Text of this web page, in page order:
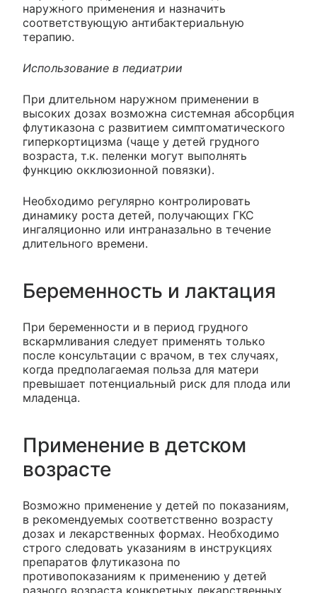
наружного применения и назначить
соответствующую антибактериальную
терапию.
Использование в педиатрии
При длительном наружном применении в
высоких дозах возможна системная абсорбция
флутиказона с развитием симптоматического
гиперкортицизма (чаще у детей грудного
возраста, т.к. пеленки могут выполнять
функцию окклюзионной повязки).
Необходимо регулярно контролировать
динамику роста детей, получающих ГКС
ингаляционно или интраназально в течение
длительного времени.
Беременность и лактация
При беременности и в период грудного
вскармливания следует применять только
после консультации с врачом, в тех случаях,
когда предполагаемая польза для матери
превышает потенциальный риск для плода или
младенца.
Применение в детском
возрасте
Возможно применение у детей по показаниям,
в рекомендуемых соответственно возрасту
дозах и лекарственных формах. Необходимо
строго следовать указаниям в инструкциях
препаратов флутиказона по
противопоказаниям к применению у детей